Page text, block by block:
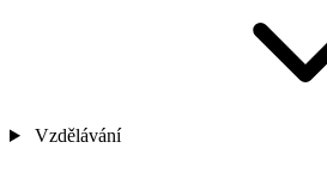
Vzdělávání